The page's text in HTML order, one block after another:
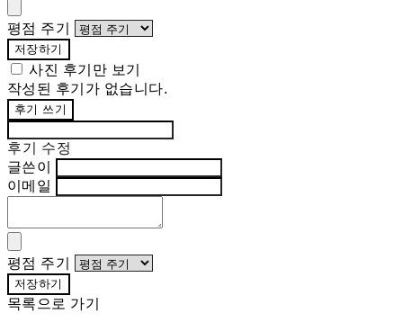
평점 주기
저장하기
사진 후기만 보기
작성된 후기가 없습니다.
후기 쓰기
후기 수정
글쓴이
이메일
평점 주기
저장하기
목록으로 가기